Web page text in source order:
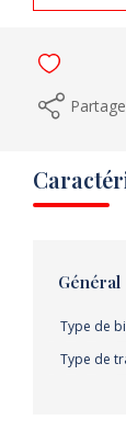
Général
Type de
Type de